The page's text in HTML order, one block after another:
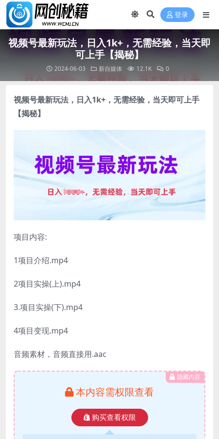
登录
视频号最新玩法，日入1k+，无需经验，当天即
可上手【揭秘】
2024-06-03 新自媒体 12.1K 0
视频号最新玩法 ，日入1k+，无需经验，当天即可上手
【揭秘】
项目内容:
1项目介绍.mp4
2项目实操(上).mp4
3.项目实操(下).mp4
4项目变现.mp4
音频素材，音频直接用.aac
隐藏内容
本内容需权限查看
购买查看权限